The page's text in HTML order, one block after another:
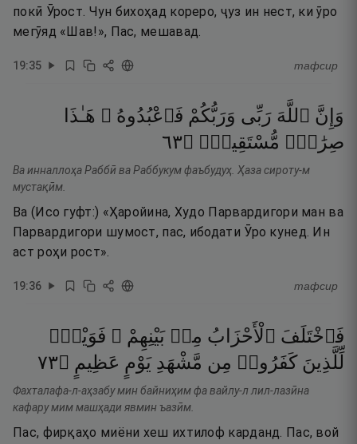
покӣ Ӯрост. Чун бихоҳад кореро, ҷуз ин нест, ки ӯро
мегӯяд «Шав!», Пас, мешавад.
19:35 тафсир
وَإِنَّ ٱللَّهَ رَبِّى وَرَبُّكُمْ فَٱعْبُدُوهُ ۚ هَـٰذَا
صِرَٰطٌۭ مُّسْتَقِيمٌۭ ۝٣٦
Ва инналлоҳа Раббӣ ва Раббукум фаъбудуҳ. Ҳаза сироту-м
мустақӣм.
Ва (Исо гуфт:) «Ҳаройина, Худо Парвардигори ман ва
Парвардигори шумост, пас, ибодати Ӯро кунед. Ин
аст роҳи рост».
19:36 тафсир
فَٱخْتَلَفَ ٱلْأَحْزَابُ مِنۢ بَيْنِهِمْ ۖ فَوَيْلٌۭ
لِّلَّذِينَ كَفَرُوا۟ مِن مَّشْهَدِ يَوْمٍ عَظِيمٍ ۝٣٧
Фахталафа-л-аҳзабу мин байниҳим фа вайлу-л лил-лазӣна
кафару мим машҳади явмин ъазӣм.
Пас, фирқаҳо миёни хеш ихтилоф карданд. Пас, вой